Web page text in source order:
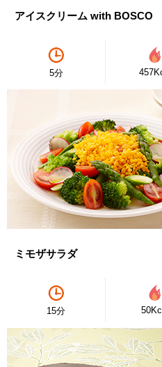
アイスクリーム with BOSCO
5分
ミモザサラダ
15分